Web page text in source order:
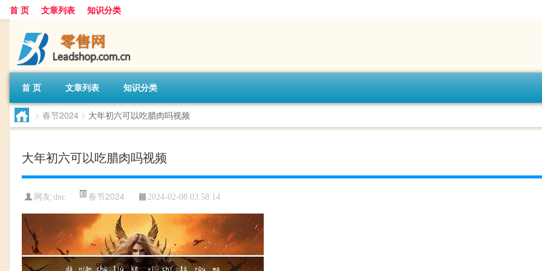
首 页 文章列表 知识分类
首 页 文章列表 知识分类
> 春节2024 > 大年初六可以吃腊肉吗视频
大年初六可以吃腊肉吗视频
网友:dnc 春节2024 2024-02-08 03:58:14